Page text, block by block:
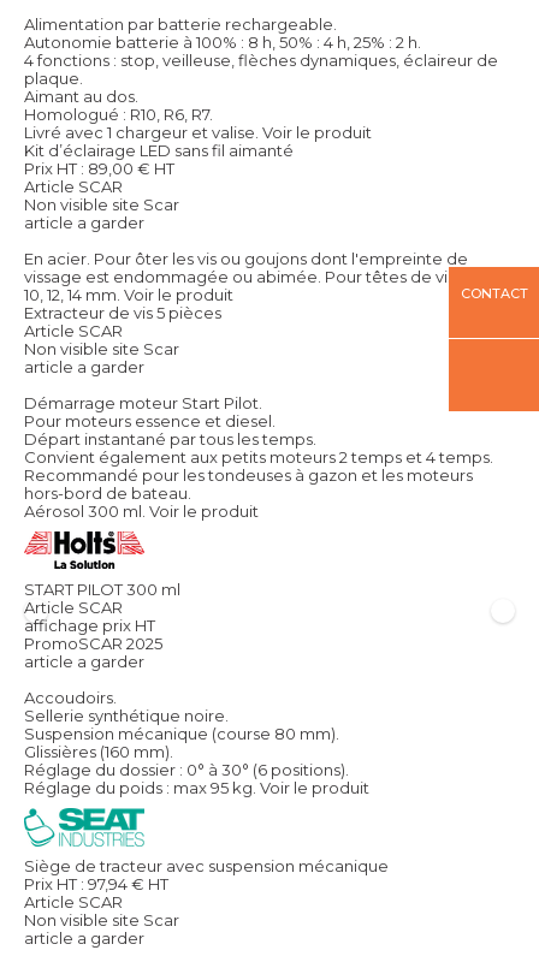
Alimentation par batterie rechargeable.
Autonomie batterie à 100% : 8 h, 50% : 4 h, 25% : 2 h.
4 fonctions : stop, veilleuse, flèches dynamiques, éclaireur de
plaque.
Aimant au dos.
Homologué : R10, R6, R7.
Livré avec 1 chargeur et valise. Voir le produit
Kit d’éclairage LED sans fil aimanté
Prix HT : 89,00 € HT
Article SCAR
Non visible site Scar
article a garder
En acier. Pour ôter les vis ou goujons dont l'empreinte de
vissage est endommagée ou abimée. Pour têtes de vis Ø : < 6,
10, 12, 14 mm. Voir le produit
Extracteur de vis 5 pièces
Article SCAR
Non visible site Scar
article a garder
Démarrage moteur Start Pilot.
Pour moteurs essence et diesel.
Départ instantané par tous les temps.
Convient également aux petits moteurs 2 temps et 4 temps.
Recommandé pour les tondeuses à gazon et les moteurs
hors-bord de bateau.
Aérosol 300 ml. Voir le produit
START PILOT 300 ml
Article SCAR
affichage prix HT
PromoSCAR 2025
article a garder
Accoudoirs.
Sellerie synthétique noire.
Suspension mécanique (course 80 mm).
Glissières (160 mm).
Réglage du dossier : 0° à 30° (6 positions).
Réglage du poids : max 95 kg. Voir le produit
Siège de tracteur avec suspension mécanique
Prix HT : 97,94€ HT
Article SCAR
Non visible site Scar
article a garder
CONTACT